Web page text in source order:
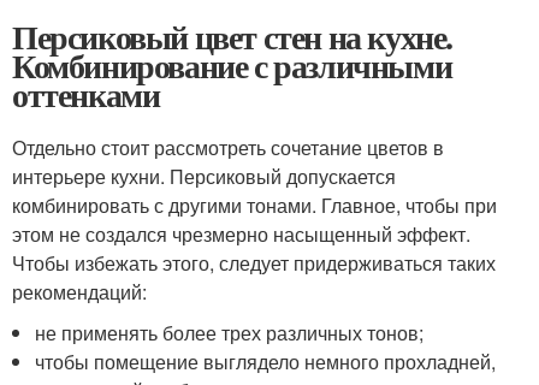
Персиковый цвет стен на кухне.
Комбинирование с различными
оттенками
Отдельно стоит рассмотреть сочетание цветов в
интерьере кухни. Персиковый допускается
комбинировать с другими тонами. Главное, чтобы при
этом не создался чрезмерно насыщенный эффект.
Чтобы избежать этого, следует придерживаться таких
рекомендаций:
не применять более трех различных тонов;
чтобы помещение выглядело немного прохладней,